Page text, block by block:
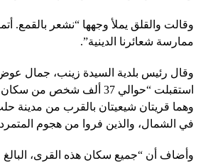
وقالت والقلق يملأ وجهها “نشعر بالقمع.
ممارسة شعائرنا الدينية”.
وقال رئيس بلدية السيدة زينب، جمال
استقبلت “حوالي 37 ألف شخص
وهما قريتان شيعيتان بالقرب من مدينة
في الشمال، والذين فروا من هجوم